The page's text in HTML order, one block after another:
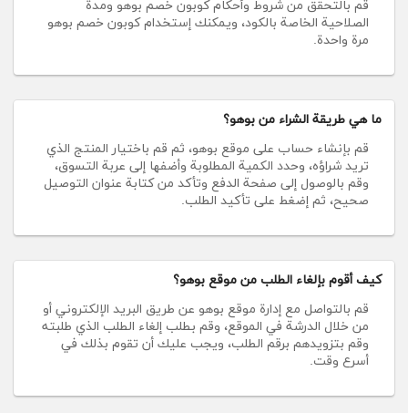
قم بالتحقق من شروط وأحكام كوبون خصم بوهو ومدة
الصلاحية الخاصة بالكود، ويمكنك إستخدام كوبون خصم بوهو
مرة واحدة.
ما هي طريقة الشراء من بوهو؟
قم بإنشاء حساب على موقع بوهو، ثم قم باختيار المنتج الذي
تريد شراؤه، وحدد الكمية المطلوبة وأضفها إلى عربة التسوق،
وقم بالوصول إلى صفحة الدفع وتأكد من كتابة عنوان التوصيل
صحيح، ثم إضغط على تأكيد الطلب.
كيف أقوم بإلغاء الطلب من موقع بوهو؟
قم بالتواصل مع إدارة موقع بوهو عن طريق البريد الإلكتروني أو
من خلال الدرشة في الموقع، وقم بطلب إلغاء الطلب الذي طلبته
وقم بتزويدهم برقم الطلب، ويجب عليك أن تقوم بذلك في
أسرع وقت.